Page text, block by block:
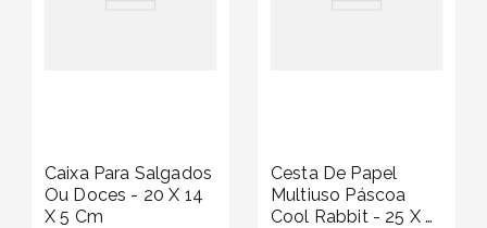
Caixa Para Salgados
Ou Doces - 20 X 14
X 5 Cm
Cesta De Papel
Multiuso Páscoa
Cool Rabbit - 25 X 8